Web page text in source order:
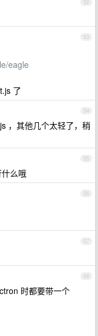
52
53
eagle
了
54
，其他几个太轻了，稍
55
么哦
56
57
58
时都要带一个